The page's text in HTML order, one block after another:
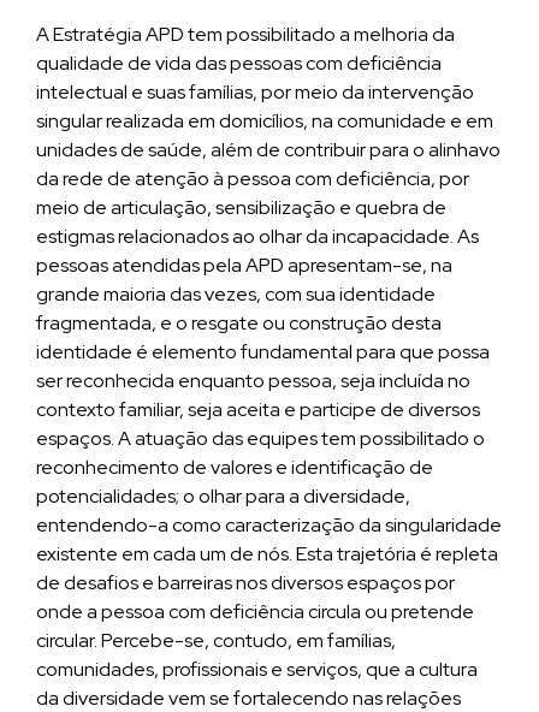
A Estratégia APD tem possibilitado a melhoria da
qualidade de vida das pessoas com deficiência
intelectual e suas famílias, por meio da intervenção
singular realizada em domicílios, na comunidade e em
unidades de saúde, além de contribuir para o alinhavo
da rede de atenção à pessoa com deficiência, por
meio de articulação, sensibilização e quebra de
estigmas relacionados ao olhar da incapacidade. As
pessoas atendidas pela APD apresentam-se, na
grande maioria das vezes, com sua identidade
fragmentada, e o resgate ou construção desta
identidade é elemento fundamental para que possa
ser reconhecida enquanto pessoa, seja incluída no
contexto familiar, seja aceita e participe de diversos
espaços. A atuação das equipes tem possibilitado o
reconhecimento de valores e identificação de
potencialidades; o olhar para a diversidade,
entendendo-a como caracterização da singularidade
existente em cada um de nós. Esta trajetória é repleta
de desafios e barreiras nos diversos espaços por
onde a pessoa com deficiência circula ou pretende
circular. Percebe-se, contudo, em famílias,
comunidades, profissionais e serviços, que a cultura
da diversidade vem se fortalecendo nas relações